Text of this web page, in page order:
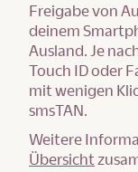
Freigabe von
deinem
Ausland. Je
Touch ID oder
mit wenigen
smsTAN.
Weitere
Übersicht